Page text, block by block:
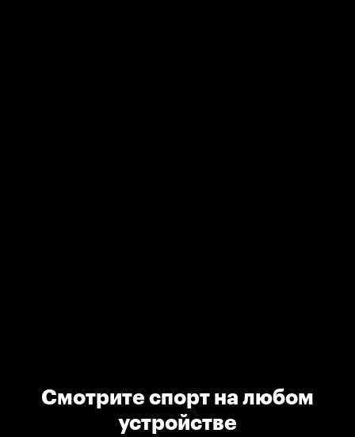
Смотрите спорт на любом
устройстве